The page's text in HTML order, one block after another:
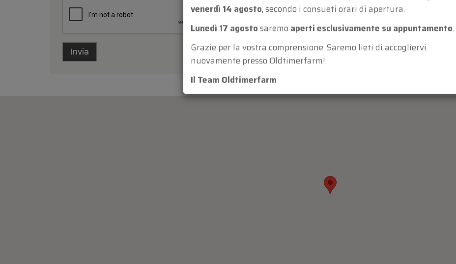
venerdì 14 agosto, secondo i consueti orari di apertura.
Lunedì 17 agosto saremo aperti esclusivamente su appuntamento.
Grazie per la vostra comprensione. Saremo lieti di accogliervi
nuovamente presso Oldtimerfarm!
Il Team Oldtimerfarm